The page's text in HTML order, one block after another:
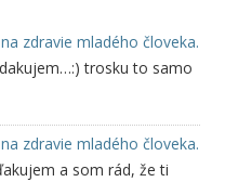
zdravie mladého človeka.
trosku to samo
zdravie mladého človeka.
a som rád, že ti